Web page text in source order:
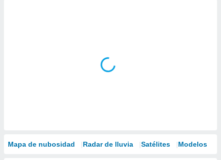
Mapa de nubosidad Radar de lluvia Satélites Modelos